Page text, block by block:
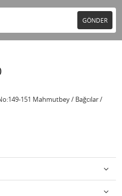
GÖNDER
151 Mahmutbey / Bağcılar /